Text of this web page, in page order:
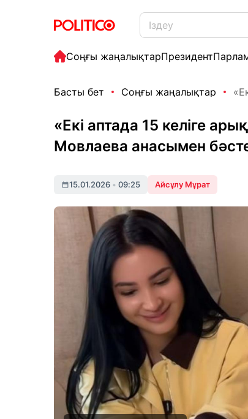
Соңғы жаңалықтарПрезидент
Басты бет Соңғы жаңалықтар
«Екі аптада 15 келіге
Мовлаева анасымен
15.01.2026 • 09:25 Айсұлу Мұрат